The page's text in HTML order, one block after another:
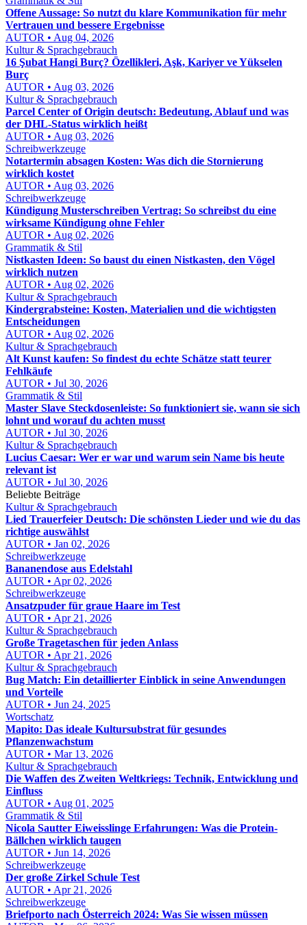
Offene Aussage: So nutzt du klare Kommunikation für mehr
Vertrauen und bessere Ergebnisse
AUTOR • Aug 04, 2026
Kultur & Sprachgebrauch
16 Şubat Hangi Burç? Özellikleri, Aşk, Kariyer ve Yükselen
Burç
AUTOR • Aug 03, 2026
Kultur & Sprachgebrauch
Parcel Center of Origin deutsch: Bedeutung, Ablauf und was
der DHL-Status wirklich heißt
AUTOR • Aug 03, 2026
Schreibwerkzeuge
Notartermin absagen Kosten: Was dich die Stornierung
wirklich kostet
AUTOR • Aug 03, 2026
Schreibwerkzeuge
Kündigung Musterschreiben Vertrag: So schreibst du eine
wirksame Kündigung ohne Fehler
AUTOR • Aug 02, 2026
Grammatik & Stil
Nistkasten Ideen: So baust du einen Nistkasten, den Vögel
wirklich nutzen
AUTOR • Aug 02, 2026
Kultur & Sprachgebrauch
Kindergrabsteine: Kosten, Materialien und die wichtigsten
Entscheidungen
AUTOR • Aug 02, 2026
Kultur & Sprachgebrauch
Alt Kunst kaufen: So findest du echte Schätze statt teurer
Fehlkäufe
AUTOR • Jul 30, 2026
Grammatik & Stil
Master Slave Steckdosenleiste: So funktioniert sie, wann sie sich
lohnt und worauf du achten musst
AUTOR • Jul 30, 2026
Kultur & Sprachgebrauch
Lucius Caesar: Wer er war und warum sein Name bis heute
relevant ist
AUTOR • Jul 30, 2026
Beliebte Beiträge
Kultur & Sprachgebrauch
Lied Trauerfeier Deutsch: Die schönsten Lieder und wie du das
richtige auswählst
AUTOR • Jan 02, 2026
Schreibwerkzeuge
Bananendose aus Edelstahl
AUTOR • Apr 02, 2026
Schreibwerkzeuge
Ansatzpuder für graue Haare im Test
AUTOR • Apr 21, 2026
Kultur & Sprachgebrauch
Große Tragetaschen für jeden Anlass
AUTOR • Apr 21, 2026
Kultur & Sprachgebrauch
Bug Match: Ein detaillierter Einblick in seine Anwendungen
und Vorteile
AUTOR • Jun 24, 2025
Wortschatz
Mapito: Das ideale Kultursubstrat für gesundes
Pflanzenwachstum
AUTOR • Mar 13, 2026
Kultur & Sprachgebrauch
Die Waffen des Zweiten Weltkriegs: Technik, Entwicklung und
Einfluss
AUTOR • Aug 01, 2025
Grammatik & Stil
Nicola Sautter Eiweisslinge Erfahrungen: Was die Protein-
Bällchen wirklich taugen
AUTOR • Jun 14, 2026
Schreibwerkzeuge
Der große Zirkel Schule Test
AUTOR • Apr 21, 2026
Schreibwerkzeuge
Briefporto nach Österreich 2024: Was Sie wissen müssen